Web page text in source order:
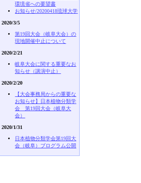
環境省への要望書
お知らせ/20200418琉球大学
2020/3/5
第19回大会（岐阜大会）の
現地開催中止について
2020/2/21
岐阜大会に関する重要なお
知らせ（講演中止）
2020/2/20
【大会事務局からの重要な
お知らせ】日本植物分類学
会 第19回大会（岐阜大
会）
2020/1/31
日本植物分類学会第19回大
会（岐阜）ブログラム公開